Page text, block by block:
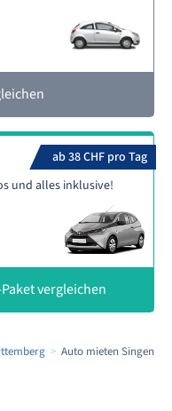
ab 38 CHF pro Tag
und alles inklusive!
vergleichen
Auto mieten Singen